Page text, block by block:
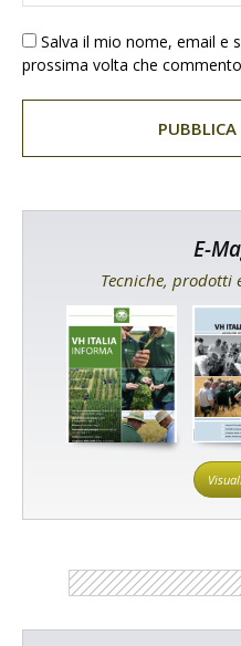
Salva il mio nome, email e
prossima volta che
E-
Tecniche, prodotti